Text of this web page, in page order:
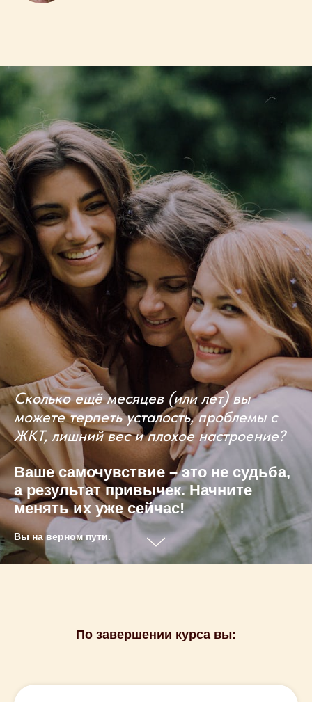
Сколько ещё месяцев (или лет) вы
можете терпеть усталость, проблемы с
ЖКТ, лишний вес и плохое настроение?
Ваше самочувствие – это не судьба,
а результат привычек. Начните
менять их уже сейчас!
Вы на верном пути.
По завершении курса вы: